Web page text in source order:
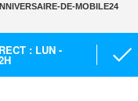
: LUN -